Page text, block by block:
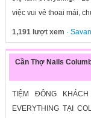
việc vui vẻ thoai mái,
1,191 lượt xem ·
Cần Thợ Nails
TIỆM ĐÔNG
EVERYTHING TẠI